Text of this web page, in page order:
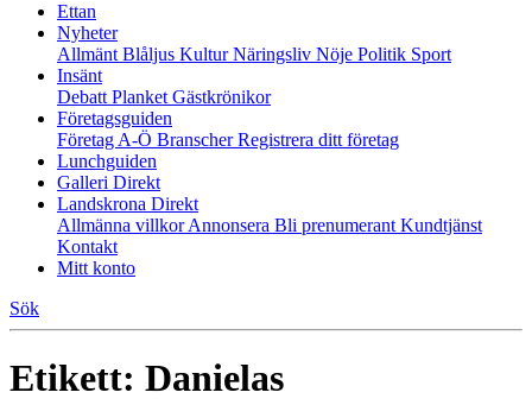
Ettan
Nyheter
Allmänt Blåljus KulturNäringsliv Nöje Politik Sport
Insänt
Debatt Planket Gästkrönikor
Företagsguiden
Företag A-Ö BranscherRegistrera ditt företag
Lunchguiden
Galleri Direkt
Landskrona Direkt
Allmänna villkorAnnonsera Bli prenumerant Kundtjänst
Kontakt
Mitt konto
Sök
Etikett: Danielas